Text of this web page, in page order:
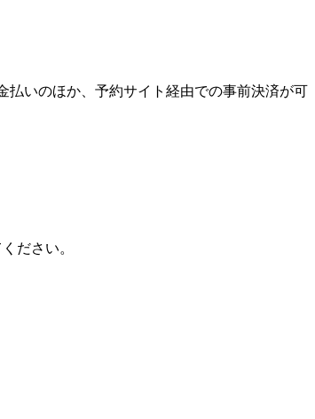
払いのほか、予約サイト経由での事前決済が可
ださい。